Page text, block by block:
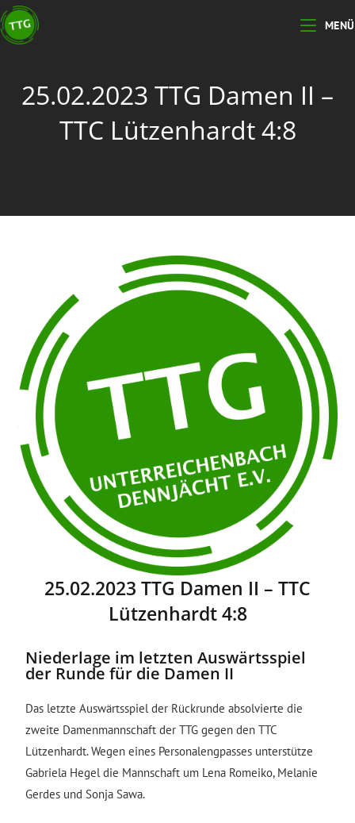
MENÜ
25.02.2023 TTG Damen II –
TTC Lützenhardt 4:8
25.02.2023 TTG Damen II – TTC
Lützenhardt 4:8
Niederlage im letzten Auswärtsspiel
der Runde für die Damen II
Das letzte Auswärtsspiel der Rückrunde absolvierte die
zweite Damenmannschaft der TTG gegen den TTC
Lützenhardt. Wegen eines Personalengpasses unterstütze
Gabriela Hegel die Mannschaft um Lena Romeiko, Melanie
Gerdes und Sonja Sawa.